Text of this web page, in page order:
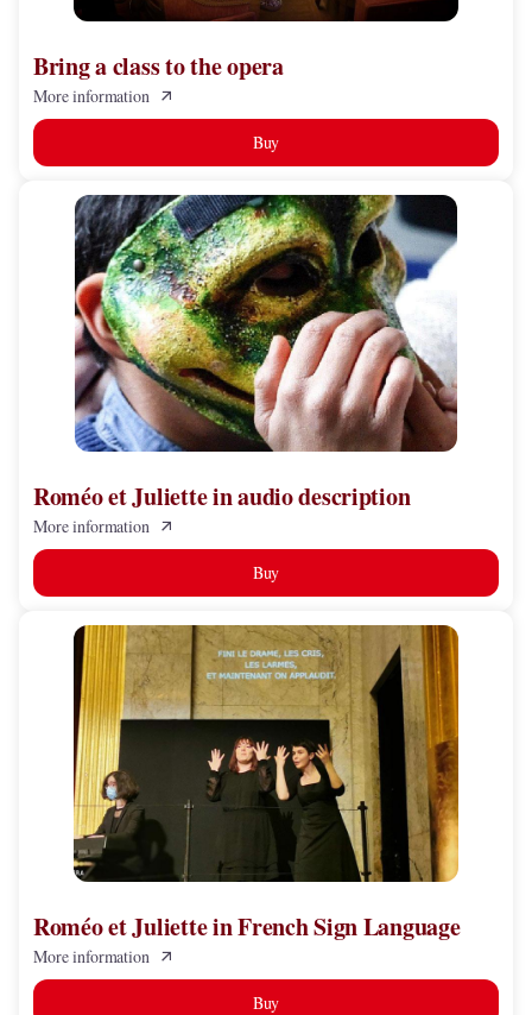
Bring a class to the opera
More information
Buy
Roméo
Juliette
description
Roméo et Juliette in audio description
More information
Buy
Roméo
French
Language
Roméo et Juliette in French Sign Language
More information
Buy